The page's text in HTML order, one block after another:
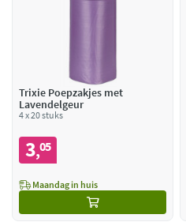
Trixie Poepzakjes met
Lavendelgeur
4 x 20 stuks
3,05
Maandag in huis